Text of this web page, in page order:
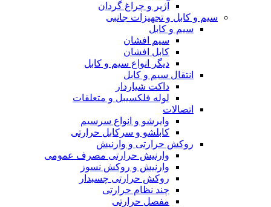
آژیر و چراغ گردان
سیم و کابل و تجهیزات جانبی
سیم و کابل
سیم افشان
کابل افشان
دیگر انواع سیم و کابل
انتقال سیم و کابل
داکت شیاردار
لوله فلکسیبل و متعلقات
اتصالات
وایرشو و انواع سرسیم
کابلشو و سرکابل حرارتی
روکش حرارتی و وارنیش
وارنیش حرارتی مصرف عمومی
وارنیش و روکش نسوز
روکش حرارتی چسبدار
چند نظام حرارتی
مفصل حرارتی